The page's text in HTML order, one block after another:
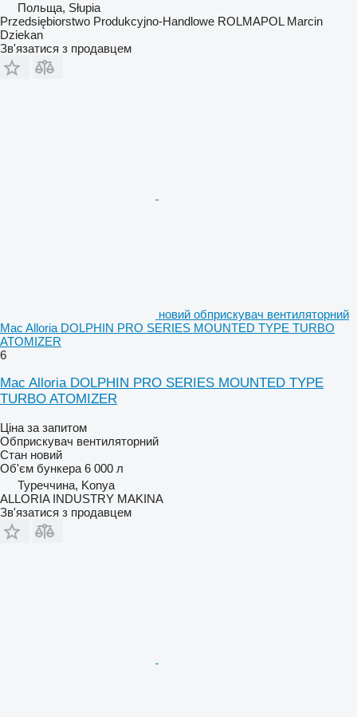
Польща, Słupia
Przedsiębiorstwo Produkcyjno-Handlowe ROLMAPOL Marcin
Dziekan
Зв'язатися з продавцем
новий обприскувач вентиляторний
Mac Alloria DOLPHIN PRO SERIES MOUNTED TYPE TURBO
ATOMIZER
6
Mac Alloria DOLPHIN PRO SERIES MOUNTED TYPE
TURBO ATOMIZER
Ціна за запитом
Обприскувач вентиляторний
Стан новий
Об'єм бункера 6 000 л
Туреччина, Konya
ALLORIA INDUSTRY MAKINA
Зв'язатися з продавцем